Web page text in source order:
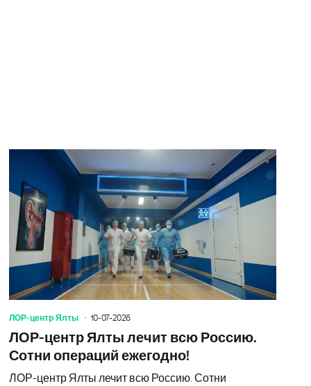
масло под прицелом. Россия требует честнойВладимир
ЛОР-центр Ялты 10-07-2026
ЛОР-центр Ялты лечит всю Россию.
Сотни операций ежегодно!
ЛОР-центр Ялты лечит всю Россию. Сотни